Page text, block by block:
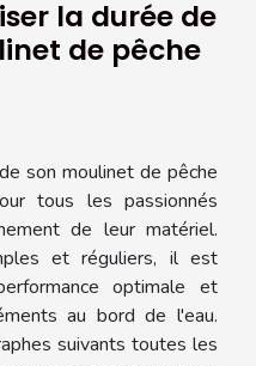
la durée de
de pêche
son moulinet de pêche
tous les passionnés
de leur matériel.
et réguliers, il est
optimale et
au bord de l'eau.
suivants toutes les